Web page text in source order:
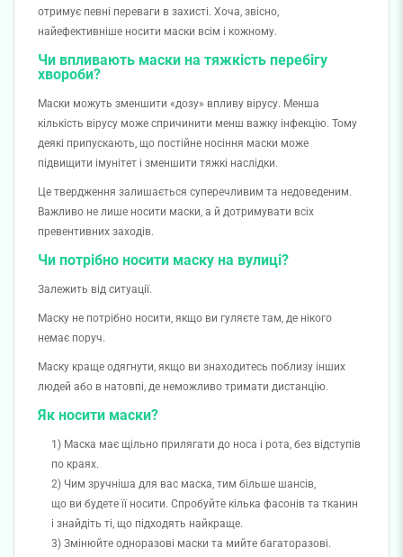
отримує певні переваги в захисті. Хоча, звісно,
найефективніше носити маски всім і кожному.
Чи впливають маски на тяжкість перебігу
хвороби?
Маски можуть зменшити «дозу» впливу вірусу. Менша
кількість вірусу може спричинити менш важку інфекцію. Тому
деякі припускають, що постійне носіння маски може
підвищити імунітет і зменшити тяжкі наслідки.
Це твердження залишається суперечливим та недоведеним.
Важливо не лише носити маски, а й дотримувати всіх
превентивних заходів.
Чи потрібно носити маску на вулиці?
Залежить від ситуації.
Маску не потрібно носити, якщо ви гуляєте там, де нікого
немає поруч.
Маску краще одягнути, якщо ви знаходитесь поблизу інших
людей або в натовпі, де неможливо тримати дистанцію.
Як носити маски?
Маска має щільно прилягати до носа і рота, без відступів
по краях.
Чим зручніша для вас маска, тим більше шансів,
що ви будете її носити. Спробуйте кілька фасонів та тканин
і знайдіть ті, що підходять найкраще.
Змінюйте одноразові маски та мийте багаторазові.